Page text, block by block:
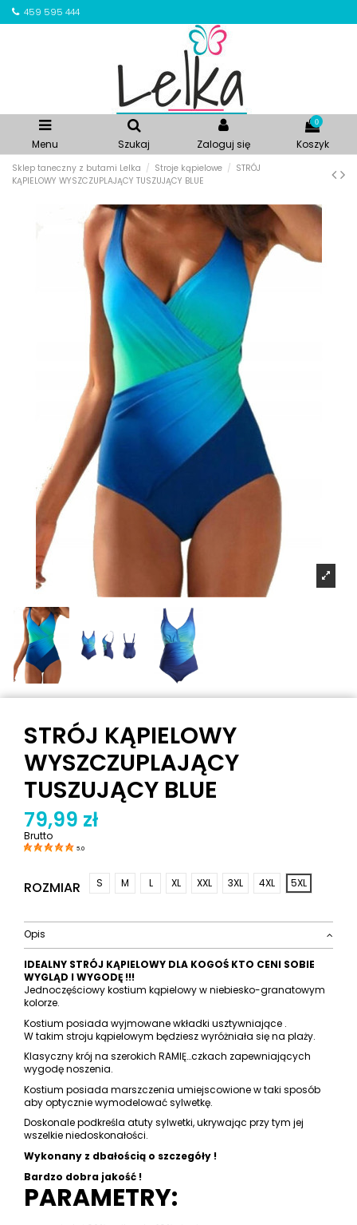
459 595 444
Menu Szukaj Zaloguj się
0
Koszyk
Sklep taneczny z butami Lelka Stroje kąpielowe
STRÓJ
KĄPIELOWY WYSZCZUPLAJĄCY TUSZUJĄCY BLUE
STRÓJ KĄPIELOWY
WYSZCZUPLAJĄCY
TUSZUJĄCY BLUE
79,99 zł
Brutto
5.0
ROZMIAR S M L XL XXL 3XL 4XL 5XL
Opis
IDEALNY STRÓJ KĄPIELOWY DLA KOGOŚ KTO CENI SOBIE
WYGLĄD I WYGODĘ !!!
Jednoczęściowy kostium kąpielowy w niebiesko-granatowym
kolorze.
Kostium posiada wyjmowane wkładki usztywniające .
W takim stroju kąpielowym będziesz wyróżniała się na plaży.
Klasyczny krój na szerokich RAMIĘ…czkach zapewniających
wygodę noszenia.
Kostium posiada marszczenia umiejscowione w taki sposób
aby optycznie wymodelować sylwetkę.
Doskonale podkreśla atuty sylwetki, ukrywając przy tym jej
wszelkie niedoskonałości.
Wykonany z dbałością o szczegóły !
Bardzo dobra jakość !
PARAMETRY: